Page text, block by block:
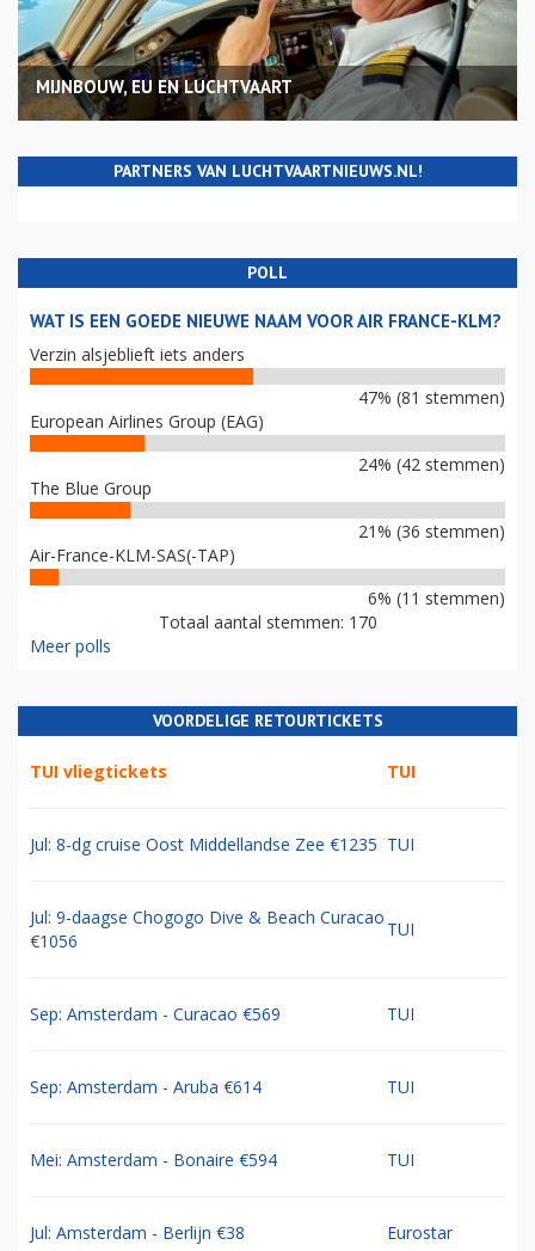
MIJNBOUW, EU EN LUCHTVAART
PARTNERS VAN LUCHTVAARTNIEUWS.NL!
POLL
WAT IS EEN GOEDE NIEUWE NAAM VOOR AIR FRANCE-KLM?
Verzin alsjeblieft iets anders
47% (81 stemmen)
European Airlines Group (EAG)
24% (42 stemmen)
The Blue Group
21% (36 stemmen)
Air-France-KLM-SAS(-TAP)
6% (11 stemmen)
Totaal aantal stemmen: 170
Meer polls
VOORDELIGE RETOURTICKETS
TUI vliegtickets TUI
Jul: 8-dg cruise Oost Middellandse Zee €1235 TUI
Jul: 9-daagse Chogogo Dive & Beach Curacao
€1056
TUI
Sep: Amsterdam - Curacao €569 TUI
Sep: Amsterdam - Aruba €614 TUI
Mei: Amsterdam - Bonaire €594 TUI
Jul: Amsterdam - Berlijn €38 Eurostar